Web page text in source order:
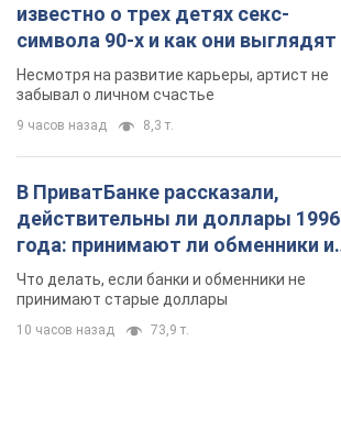
известно о трех детях секс-
символа 90-х и как они выглядят
Несмотря на развитие карьеры, артист не
забывал о личном счастье
9 часов назад 8,3 т.
В ПриватБанке рассказали,
действительны ли доллары 1996
года: принимают ли обменники и
банки такие купюры
Что делать, если банки и обменники не
принимают старые доллары
10 часов назад 73,9 т.